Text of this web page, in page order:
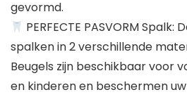
gevormd.
PERFECTE PASVORM
spalken in 2 verschillende
Beugels zijn beschikbaar voor
en kinderen en beschermen